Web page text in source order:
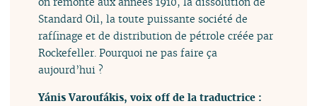
Standard Oil, la toute puissante société de
raffinage et de distribution de pétrole créée par
Rockefeller. Pourquoi ne pas faire ça
aujourd’hui ?
Yánis Varoufákis, voix off de la traductrice :